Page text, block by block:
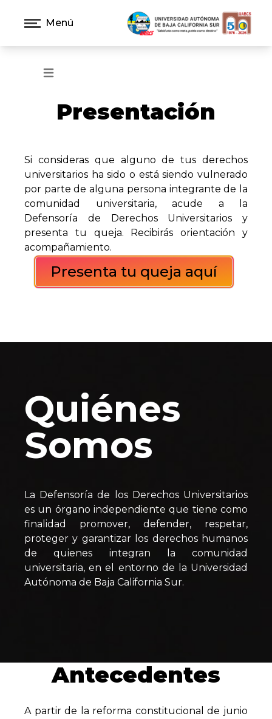
Menú
Open main menu
Presentación
Si consideras que alguno de tus derechos
universitarios ha sido o está siendo vulnerado
por parte de alguna persona integrante de la
comunidad universitaria, acude a la
Defensoría de Derechos Universitarios y
presenta tu queja. Recibirás orientación y
acompañamiento.
Presenta tu queja aquí
Quiénes
Somos
La Defensoría de los Derechos Universitarios
es un órgano independiente que tiene como
finalidad promover, defender, respetar,
proteger y garantizar los derechos humanos
de quienes integran la comunidad
universitaria, en el entorno de la Universidad
Autónoma de Baja California Sur.
Antecedentes
A partir de la reforma constitucional de junio